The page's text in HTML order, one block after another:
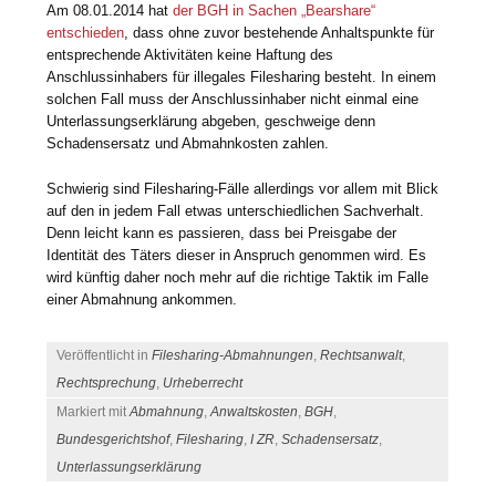
Am 08.01.2014 hatder BGH in Sachen „Bearshare“
entschieden , dass ohne zuvor bestehende Anhaltspunkte für
entsprechende Aktivitäten keine Haftung des
Anschlussinhabers für illegales Filesharing besteht. In einem
solchen Fall muss der Anschlussinhaber nicht einmal eine
Unterlassungserklärung abgeben, geschweige denn
Schadensersatz und Abmahnkosten zahlen.
Schwierig sind Filesharing-Fälle allerdings vor allem mit Blick
auf den in jedem Fall etwas unterschiedlichen Sachverhalt.
Denn leicht kann es passieren, dass bei Preisgabe der
Identität des Täters dieser in Anspruch genommen wird. Es
wird künftig daher noch mehr auf die richtige Taktik im Falle
einer Abmahnung ankommen.
Veröffentlicht inFilesharing-Abmahnungen,Rechtsanwalt,
Rechtsprechung, Urheberrecht
Markiert mitAbmahnung,Anwaltskosten,BGH,
Bundesgerichtshof,Filesharing,I ZR,Schadensersatz,
Unterlassungserklärung